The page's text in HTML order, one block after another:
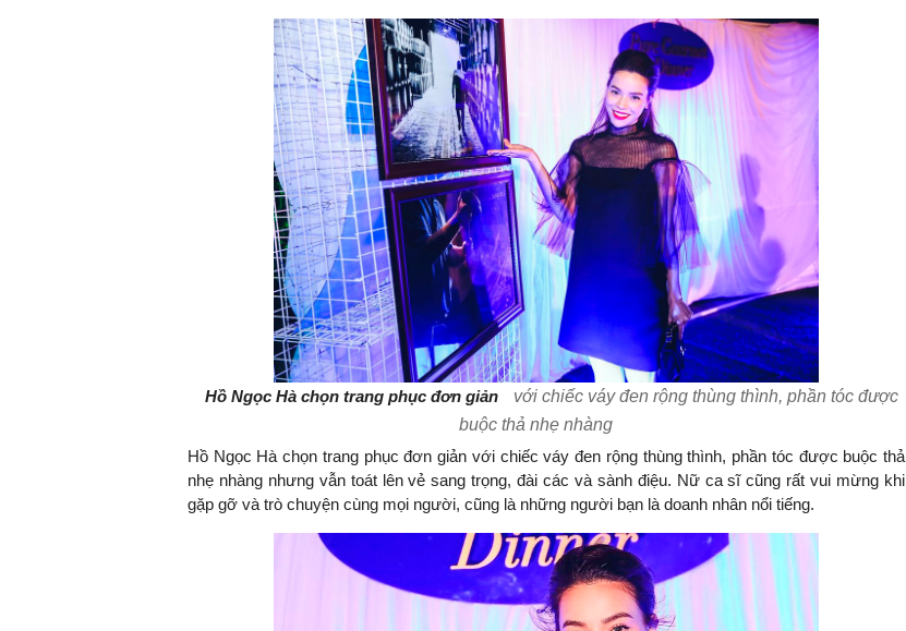
Hồ Ngọc Hà chọn trang phục đơn giản
với chiếc váy đen rộng thùng thình, phần tóc được
buộc thả nhẹ nhàng
Hồ Ngọc Hà chọn trang phục đơn giản với chiếc váy đen rộng thùng thình, phần tóc được buộc thả
nhẹ nhàng nhưng vẫn toát lên vẻ sang trọng, đài các và sành điệu. Nữ ca sĩ cũng rất vui mừng khi
gặp gỡ và trò chuyện cùng mọi người, cũng là những người bạn là doanh nhân nổi tiếng.